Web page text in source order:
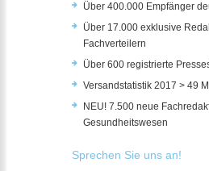
Über 400.000 Empfänger
Über 17.000 exklusive
Fachverteilern
Über 600 registrierte
Versandstatistik 2017 > 49
NEU! 7.500 neue
Gesundheitswesen
Sprechen Sie uns an!